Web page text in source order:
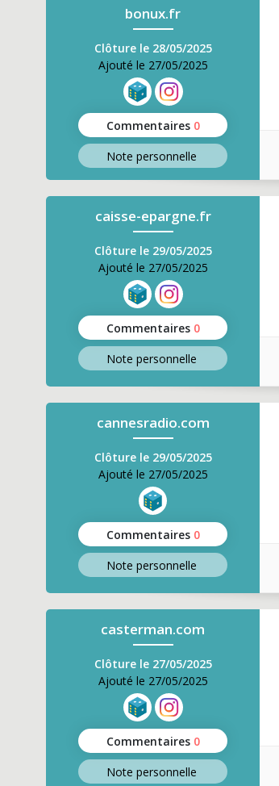
bonux.fr
Clôture le 28/05/2025
Ajouté le 27/05/2025
Commentaires 0
Note personnelle
caisse-epargne.fr
Clôture le 29/05/2025
Ajouté le 27/05/2025
Commentaires 0
Note personnelle
cannesradio.com
Clôture le 29/05/2025
Ajouté le 27/05/2025
Commentaires 0
Note personnelle
casterman.com
Clôture le 27/05/2025
Ajouté le 27/05/2025
Commentaires 0
Note personnelle